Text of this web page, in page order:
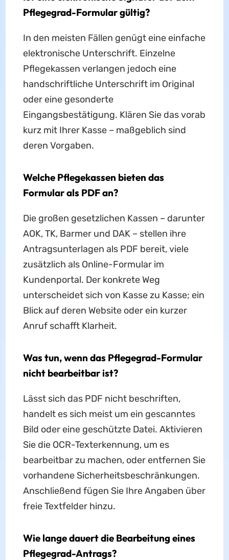
Pflegegrad-Formular gültig?
In den meisten Fällen genügt eine einfache
elektronische Unterschrift. Einzelne
Pflegekassen verlangen jedoch eine
handschriftliche Unterschrift im Original
oder eine gesonderte
Eingangsbestätigung. Klären Sie das vorab
kurz mit Ihrer Kasse – maßgeblich sind
deren Vorgaben.
Welche Pflegekassen bieten das
Formular als PDF an?
Die großen gesetzlichen Kassen – darunter
AOK, TK, Barmer und DAK – stellen ihre
Antragsunterlagen als PDF bereit, viele
zusätzlich als Online-Formular im
Kundenportal. Der konkrete Weg
unterscheidet sich von Kasse zu Kasse; ein
Blick auf deren Website oder ein kurzer
Anruf schafft Klarheit.
Was tun, wenn das Pflegegrad-Formular
nicht bearbeitbar ist?
Lässt sich das PDF nicht beschriften,
handelt es sich meist um ein gescanntes
Bild oder eine geschützte Datei. Aktivieren
Sie die OCR-Texterkennung, um es
bearbeitbar zu machen, oder entfernen Sie
vorhandene Sicherheitsbeschränkungen.
Anschließend fügen Sie Ihre Angaben über
freie Textfelder hinzu.
Wie lange dauert die Bearbeitung eines
Pflegegrad-Antrags?